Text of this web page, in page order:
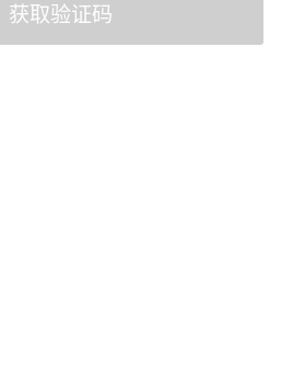
获取验证码